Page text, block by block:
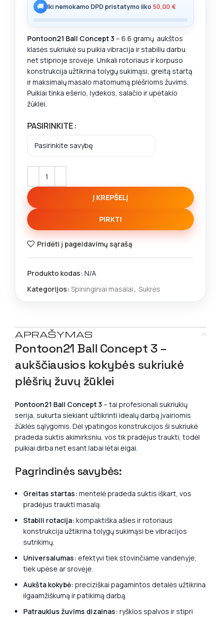
🚚 Iki nemokamo DPD pristatymo liko 50,00€
Pontoon21 Ball Concept 3 – 6.6 gramų aukštos
klasės sukriukė su puikia vibracija ir stabiliu darbu
net stiprioje srovėje. Unikali rotoriaus ir korpuso
konstrukcija užtikrina tolygų sukimąsi, greitą startą
ir maksimalų masalo matomumą plėšrioms žuvims.
Puikiai tinka ešerio, lydekos, salačio ir upėtakio
žūklei.
PASIRINKITE
Į KREPŠELĮ
PIRKTI
Pridėti į pageidavimų sąrašą
Produkto kodas: N/A
Kategorijos: Spininginiai masalai, Sukrės
APRAŠYMAS
Pontoon21 Ball Concept 3 –
aukščiausios kokybės sukriukė
plėšrių žuvų žūklei
Pontoon21 Ball Concept 3 – tai profesionali sukriukių
serija, sukurta siekiant užtikrinti idealų darbą įvairiomis
žūklės sąlygomis. Dėl ypatingos konstrukcijos ši sukriukė
pradeda suktis akimirksniu, vos tik pradėjus traukti, todėl
puikiai dirba net esant labai lėtai eigai.
Pagrindinės savybės:
Greitas startas: mentelė pradeda suktis iškart, vos
pradėjus traukti masalą.
Stabili rotacija: kompaktiška ašies ir rotoriaus
konstrukcija užtikrina tolygų sukimąsi be vibracijos
sutrikimų.
Universalumas: efektyvi tiek stovinčiame vandenyje,
tiek upėse ar srovėje.
Aukšta kokybė: preciziškai pagamintos detalės užtikrina
ilgaamžiškumą ir patikimą darbą.
Patrauklus žuvims dizainas: ryškios spalvos ir stipri